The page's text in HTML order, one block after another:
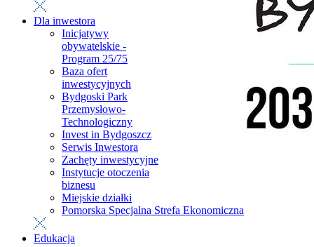
Dla inwestora
Inicjatywy
obywatelskie -
Program 25/75
Baza ofert
inwestycyjnych
Bydgoski Park
Przemysłowo-
Technologiczny
Invest in Bydgoszcz
Serwis Inwestora
Zachęty inwestycyjne
Instytucje otoczenia
biznesu
Miejskie działki
Pomorska Specjalna Strefa Ekonomiczna
Edukacja